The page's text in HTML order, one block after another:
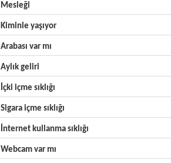
Mesleği
Kiminle yaşıyor
Arabası var mı
Aylık geliri
İçki içme sıklığı
Sigara içme sıklığı
İnternet kullanma sıklığı
Webcam var mı